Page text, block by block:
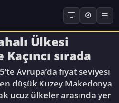
Ülkesi
sırada
Avrupa’da fiyat seviyesi
düşük Kuzey Makedonya
ucuz ülkeler arasında yer